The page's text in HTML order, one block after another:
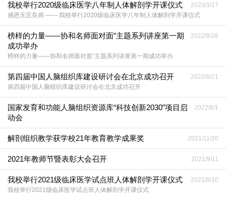
2023/3/17
我校举行2020级临床医学八年制人体解剖学开课仪式
感恩无言良师 —— 我校举行2020级临床医学八年制人体解剖学开课仪式
2022/9/26
榜样的力量——协和名师面对面”主题系列讲座第一期
成功举办
榜样的力量——协和名师面对面”主题系列讲座第一期成功举办
2022/8/21
第四届中国人脑组织库建设研讨会在北京成功召开
第四届中国人脑组织库建设研讨会在北京成功召开
2022/6/1
国家发育和功能人脑组织资源库“科技创新2030”项目启
动会
2021/11/20
解剖组织教学获学校21年教育教学成果奖
2021/9/11
2021年教师节暨表彰大会召开
2021/9/10
我校举行2021级临床医学试点班人体解剖学开课仪式
我校举行2021级临床医学试点班人体解剖学开课仪式